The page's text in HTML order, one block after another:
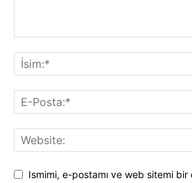
Ismimi, e-postamı ve web sitemi